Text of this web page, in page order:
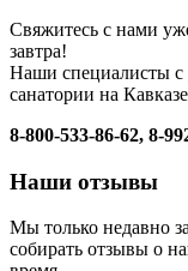
Свяжитесь с нами
завтра!
Наши специалисты с
санатории на
8-800-533-86-62, 8-
Наши отзывы
Мы только недавно
собирать отзывы о